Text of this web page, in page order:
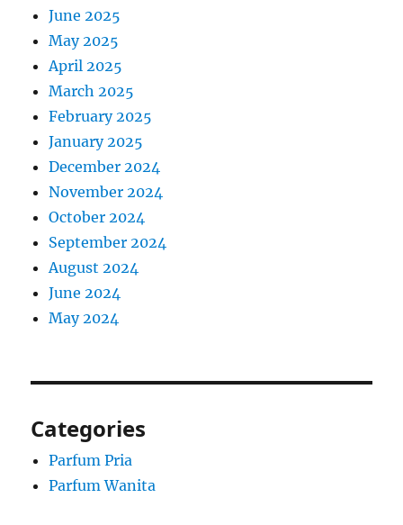
June 2025
May 2025
April 2025
March 2025
February 2025
January 2025
December 2024
November 2024
October 2024
September 2024
August 2024
June 2024
May 2024
Categories
Parfum Pria
Parfum Wanita